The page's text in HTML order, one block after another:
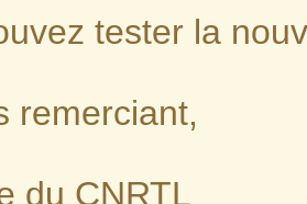
tester la
remerciant,
du CNRTL